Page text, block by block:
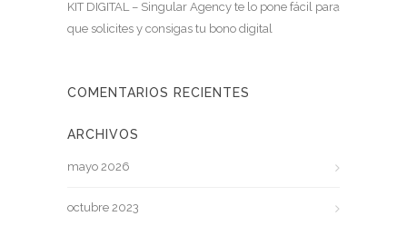
KIT DIGITAL – Singular Agency te lo pone fácil para
que solicites y consigas tu bono digital
COMENTARIOS RECIENTES
ARCHIVOS
mayo 2026
octubre 2023